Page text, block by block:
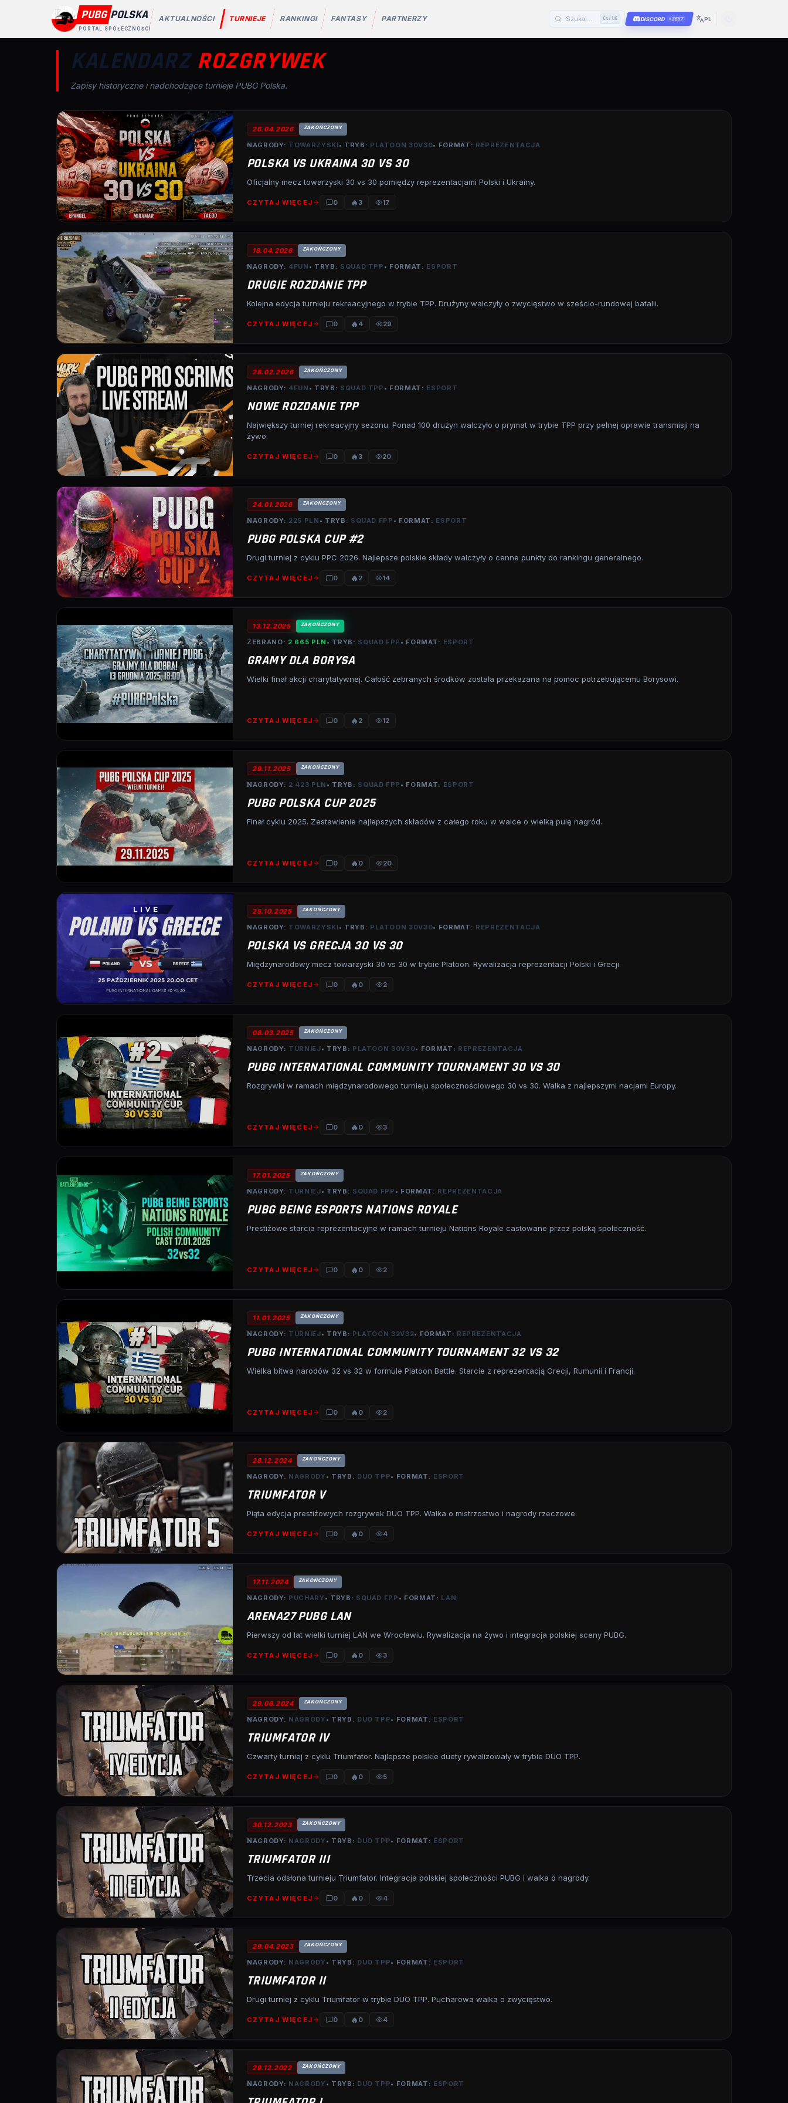
PUBG POLSKA
PORTAL SPOŁECZNOŚCI
AKTUALNOŚCI TURNIEJE RANKINGI FANTASY PARTNERZY Ctrl K DISCORD 3657 PL
KALENDARZ ROZGRYWEK
Zapisy historyczne i nadchodzące turnieje PUBG Polska.
26.04.2026 ZAKOŃCZONY
NAGRODY: TOWARZYSKI• TRYB: PLATOON 30V30• FORMAT: REPREZENTACJA
POLSKA VS UKRAINA 30 VS 30
Oficjalny mecz towarzyski 30 vs 30 pomiędzy reprezentacjami Polski i Ukrainy.
CZYTAJ WIĘCEJ 0 🔥3 17
18.04.2026 ZAKOŃCZONY
NAGRODY: 4FUN • TRYB: SQUAD TPP • FORMAT: ESPORT
DRUGIE ROZDANIE TPP
Kolejna edycja turnieju rekreacyjnego w trybie TPP. Drużyny walczyły o zwycięstwo w sześcio-rundowej batalii.
CZYTAJ WIĘCEJ 0 🔥 4 29
28.02.2026 ZAKOŃCZONY
NAGRODY: 4FUN • TRYB: SQUAD TPP • FORMAT: ESPORT
NOWE ROZDANIE TPP
Największy turniej rekreacyjny sezonu. Ponad 100 drużyn walczyło o prymat w trybie TPP przy pełnej oprawie transmisji na
żywo.
CZYTAJ WIĘCEJ 0 🔥3 20
24.01.2026 ZAKOŃCZONY
NAGRODY: 225 PLN • TRYB: SQUAD FPP • FORMAT: ESPORT
PUBG POLSKA CUP #2
Drugi turniej z cyklu PPC 2026. Najlepsze polskie składy walczyły o cenne punkty do rankingu generalnego.
CZYTAJ WIĘCEJ 0 🔥 2 14
13.12.2025 ZAKOŃCZONY
ZEBRANO: 2 665 PLN • TRYB: SQUAD FPP • FORMAT: ESPORT
GRAMY DLA BORYSA
Wielki finał akcji charytatywnej. Całość zebranych środków została przekazana na pomoc potrzebującemu Borysowi.
CZYTAJ WIĘCEJ 0 🔥 2 12
29.11.2025 ZAKOŃCZONY
NAGRODY: 2 423 PLN • TRYB: SQUAD FPP • FORMAT: ESPORT
PUBG POLSKA CUP 2025
Finał cyklu 2025. Zestawienie najlepszych składów z całego roku w walce o wielką pulę nagród.
CZYTAJ WIĘCEJ 0 🔥 0 20
25.10.2025 ZAKOŃCZONY
NAGRODY: TOWARZYSKI• TRYB: PLATOON 30V30• FORMAT: REPREZENTACJA
POLSKA VS GRECJA 30 VS 30
Międzynarodowy mecz towarzyski 30 vs 30 w trybie Platoon. Rywalizacja reprezentacji Polski i Grecji.
CZYTAJ WIĘCEJ 0 🔥 0 2
08.03.2025 ZAKOŃCZONY
NAGRODY: TURNIEJ• TRYB: PLATOON 30V30• FORMAT: REPREZENTACJA
PUBG INTERNATIONAL COMMUNITY TOURNAMENT 30 VS 30
Rozgrywki w ramach międzynarodowego turnieju społecznościowego 30 vs 30. Walka z najlepszymi nacjami Europy.
CZYTAJ WIĘCEJ 0 🔥 0 3
17.01.2025 ZAKOŃCZONY
NAGRODY: TURNIEJ• TRYB: SQUAD FPP • FORMAT: REPREZENTACJA
PUBG BEING ESPORTS NATIONS ROYALE
Prestiżowe starcia reprezentacyjne w ramach turnieju Nations Royale castowane przez polską społeczność.
CZYTAJ WIĘCEJ 0 🔥 0 2
11.01.2025 ZAKOŃCZONY
NAGRODY: TURNIEJ• TRYB: PLATOON 32V32• FORMAT: REPREZENTACJA
PUBG INTERNATIONAL COMMUNITY TOURNAMENT 32 VS 32
Wielka bitwa narodów 32 vs 32 w formule Platoon Battle. Starcie z reprezentacją Grecji, Rumunii i Francji.
CZYTAJ WIĘCEJ 0 🔥 0 2
28.12.2024 ZAKOŃCZONY
NAGRODY: NAGRODY • TRYB: DUO TPP• FORMAT: ESPORT
TRIUMFATOR V
Piąta edycja prestiżowych rozgrywek DUO TPP. Walka o mistrzostwo i nagrody rzeczowe.
CZYTAJ WIĘCEJ 0 🔥 0 4
17.11.2024 ZAKOŃCZONY
NAGRODY: PUCHARY • TRYB: SQUAD FPP • FORMAT: LAN
ARENA27 PUBG LAN
Pierwszy od lat wielki turniej LAN we Wrocławiu. Rywalizacja na żywo i integracja polskiej sceny PUBG.
CZYTAJ WIĘCEJ 0 🔥 0 3
29.06.2024 ZAKOŃCZONY
NAGRODY: NAGRODY • TRYB: DUO TPP• FORMAT: ESPORT
TRIUMFATOR IV
Czwarty turniej z cyklu Triumfator. Najlepsze polskie duety rywalizowały w trybie DUO TPP.
CZYTAJ WIĘCEJ 0 🔥 0 5
30.12.2023 ZAKOŃCZONY
NAGRODY: NAGRODY • TRYB: DUO TPP• FORMAT: ESPORT
TRIUMFATOR III
Trzecia odsłona turnieju Triumfator. Integracja polskiej społeczności PUBG i walka o nagrody.
CZYTAJ WIĘCEJ 0 🔥 0 4
29.04.2023 ZAKOŃCZONY
NAGRODY: NAGRODY • TRYB: DUO TPP• FORMAT: ESPORT
TRIUMFATOR II
Drugi turniej z cyklu Triumfator w trybie DUO TPP. Pucharowa walka o zwycięstwo.
CZYTAJ WIĘCEJ 0 🔥 0 4
29.12.2022 ZAKOŃCZONY
NAGRODY: NAGRODY • TRYB: DUO TPP• FORMAT: ESPORT